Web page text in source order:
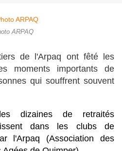
ARPAQ
de l'Arpaq ont fêté les
moments importants de
qui souffrent souvent
dizaines de retraités
dans les clubs de
l'Arpaq (Association des